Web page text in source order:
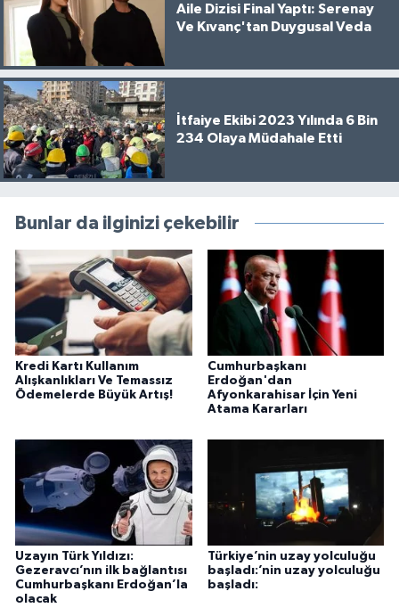
Aile Dizisi Final Yaptı: Serenay
Ve Kıvanç'tan Duygusal Veda
İtfaiye Ekibi 2023 Yılında 6 Bin
234 Olaya Müdahale Etti
Bunlar da ilginizi çekebilir
Kredi Kartı Kullanım
Alışkanlıkları Ve Temassız
Ödemelerde Büyük Artış!
Cumhurbaşkanı
Erdoğan'dan
Afyonkarahisar İçin Yeni
Atama Kararları
Uzayın Türk Yıldızı:
Gezeravcı’nın ilk bağlantısı
Cumhurbaşkanı Erdoğan’la
olacak
Türkiye’nin uzay yolculuğu
başladı:’nin uzay yolculuğu
başladı: